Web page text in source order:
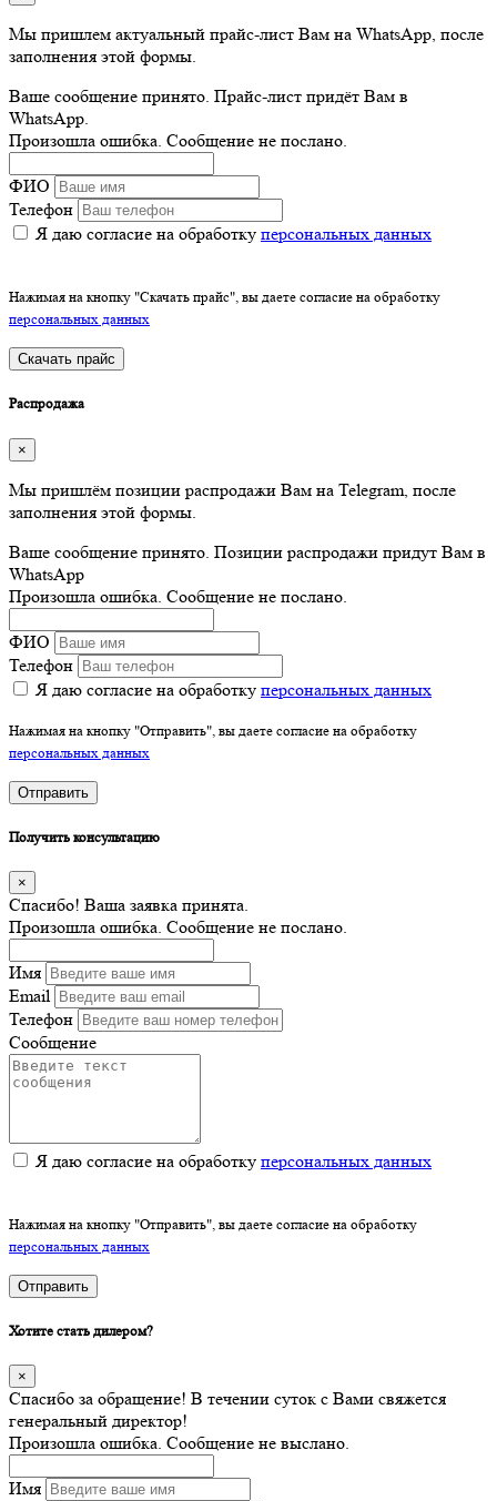
Мы пришлем актуальный прайс-лист Вам на WhatsApp, после
заполнения этой формы.
Ваше сообщение принято. Прайс-лист придёт Вам в
WhatsApp.
Произошла ошибка. Сообщение не послано.
ФИО
Телефон
Я даю согласие на обработку персональных данных
Нажимая на кнопку "Скачать прайс", вы даете согласие на обработку
персональных данных
Скачать прайс
Распродажа
×
Мы пришлём позиции распродажи Вам на Telegram, после
заполнения этой формы.
Ваше сообщение принято. Позиции распродажи придут Вам в
WhatsApp
Произошла ошибка. Сообщение не послано.
ФИО
Телефон
Я даю согласие на обработку персональных данных
Нажимая на кнопку "Отправить", вы даете согласие на обработку
персональных данных
Отправить
Получить консультацию
×
Спасибо! Ваша заявка принята.
Произошла ошибка. Сообщение не послано.
Имя
Email
Телефон
Сообщение
Я даю согласие на обработку персональных данных
Нажимая на кнопку "Отправить", вы даете согласие на обработку
персональных данных
Отправить
Хотите стать дилером?
×
Спасибо за обращение! В течении суток с Вами свяжется
генеральный директор!
Произошла ошибка. Сообщение не выслано.
Имя